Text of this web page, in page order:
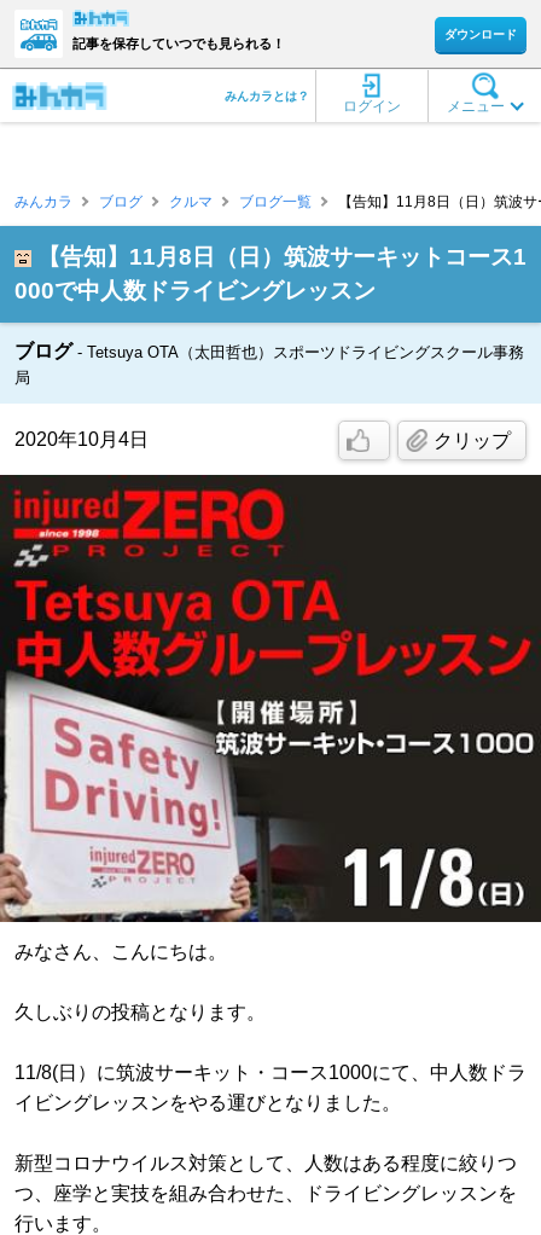
記事を保存していつでも見られる！
ダウンロード
メニュー
ログイン
みんカラとは？
みんカラ ブログ クルマ ブログ一覧 【告知】11月8日（日）筑波
【告知】11月8日（日）筑波サーキットコース1
000で中人数ドライビングレッスン
ブログ
Tetsuya OTA（太田哲也）スポーツドライビングスクール事務
局
2020年10月4日 クリップ
みなさん、こんにちは。
久しぶりの投稿となります。
11/8(日）に筑波サーキット・コース1000にて、中人数ドラ
イビングレッスンをやる運びとなりました。
新型コロナウイルス対策として、人数はある程度に絞りつ
つ、座学と実技を組み合わせた、ドライビングレッスンを
行います。